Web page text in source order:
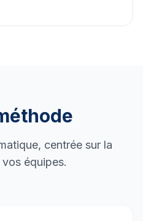
centrée sur la
équipes.